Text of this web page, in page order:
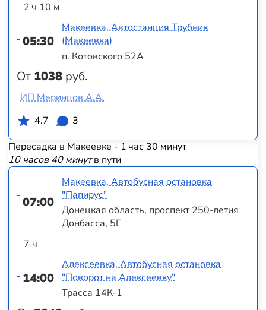
2 ч 10 м
05:30
От 1038 руб.
Макеевка, Автостанция Трубник
(Макеевка)
п. Котовского 52А
ИП Меринцов А.А.
4.7
3
Пересадка в Макеевке - 1 час 30 минут
10 часов 40 минутв пути
07:00
7 ч
14:00
Макеевка, Автобусная остановка
"Папирус"
Донецкая область, проспект 250-летия
Донбасса, 5Г
Алексеевка, Автобусная остановка
"Поворот на Алексеевку"
Трасса 14К-1